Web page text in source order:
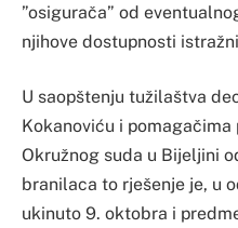
”osigurača” od
njihove dostupnosti
U saopštenju tužilaštva
Kokanoviću i
Okružnog suda u Bijeljini
branilaca to rješenje je, u
ukinuto 9. oktobra i